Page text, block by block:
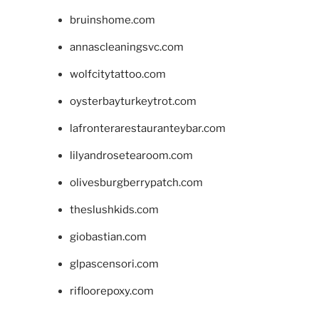
bruinshome.com
annascleaningsvc.com
wolfcitytattoo.com
oysterbayturkeytrot.com
lafronterarestauranteybar.com
lilyandrosetearoom.com
olivesburgberrypatch.com
theslushkids.com
giobastian.com
glpascensori.com
rifloorepoxy.com